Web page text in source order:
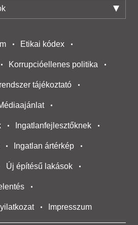
Etikai kódex
Korrupcióellenes politika
rendszer tájékoztató
Ingatlanfejlesztőknek
Ingatlan ártérkép
Új építésű lakások
Impresszum